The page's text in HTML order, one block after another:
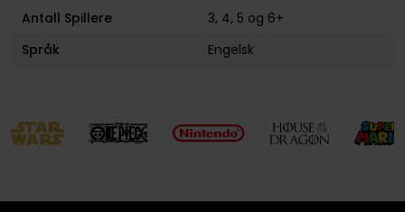
Antall Spillere
3, 4, 5 og 6+
Språk
Engelsk